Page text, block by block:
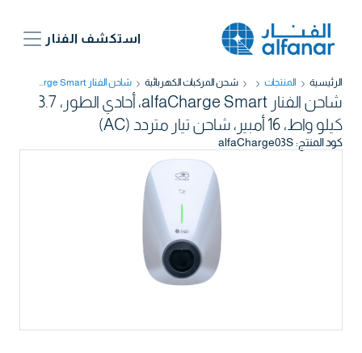
استكشف الفنار
الرئيسية المنتجات شحن المركبات الكهربائية​ شاحن الفنار alfaCharge Smart، أحادي الطور، 3.7 كيلو واط، 16 أمبير، شاحن تيار متردد (AC)
شاحن الفنار alfaCharge Smart، أحادي الطور، 3.7
كيلو واط، 16 أمبير، شاحن تيار متردد (AC)
كود المنتج:
alfaCharge03S